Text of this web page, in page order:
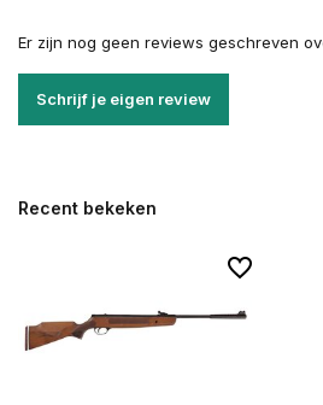
Er zijn nog geen reviews geschreven
Schrijf je eigen review
Recent bekeken